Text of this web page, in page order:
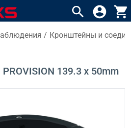
search account_circle shopping_cart
/ Кронштейны и
139.3 x 50mm